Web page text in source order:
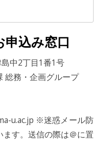
込み窓口
中2丁目1番1号
総務・企画グループ
u.ac.jp ※迷惑メール防
す。送信の際は＠に置